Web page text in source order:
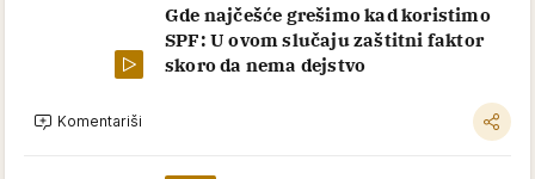
Gde najčešće grešimo kad koristimo
SPF: U ovom slučaju zaštitni faktor
skoro da nema dejstvo
Komentariši